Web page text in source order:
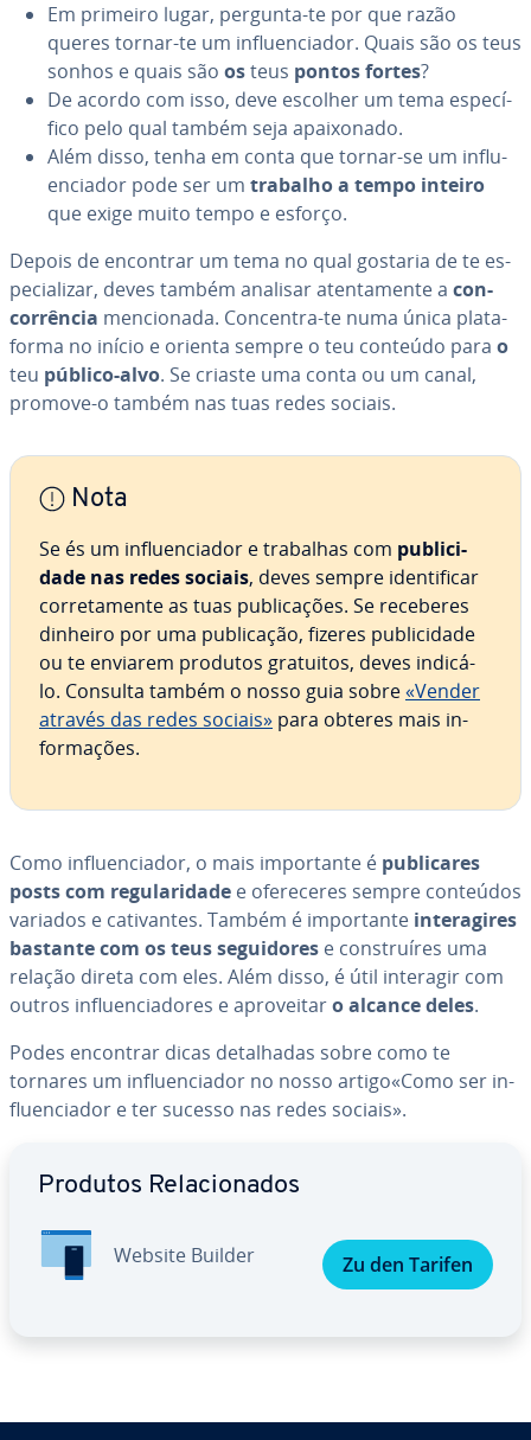
Em primeiro lugar, pergunta-te por que razão
queres tornar-te um in­flu­en­ci­a­dor. Quais são os teus
sonhos e quais são osteus pontos fortes?
De acordo com isso, deve escolher um tema es­pe­cí­
fico pelo qual também seja apai­xo­nado.
Além disso, tenha em conta que tornar-se um in­flu­
en­ci­a­dor pode ser um trabalho a tempo inteiro
que exige muito tempo e esforço.
Depois de encontrar um tema no qual gostaria de te es­
pe­ci­a­li­zar, deves também analisar aten­ta­mente a con­
cor­rên­cia men­ci­o­nada. Concentra-te numa única pla­ta­
forma no início e orienta sempre o teu conteúdo para o
teu público-alvo. Se criaste uma conta ou um canal,
promove-o também nas tuas redes sociais.
Nota
Se és um in­flu­en­ci­a­dor e trabalhas com pu­bli­ci­
dade nas redes sociais, deves sempre iden­ti­fi­car
cor­re­ta­mente as tuas pu­bli­ca­ções. Se receberes
dinheiro por uma pu­bli­ca­ção, fizeres pu­bli­ci­dade
ou te enviarem produtos gratuitos, deves indicá-
lo. Consulta também o nosso guia sobre«Vender
através das redes sociais» para obteres mais in­
for­ma­ções.
Como in­flu­en­ci­a­dor, o mais im­por­tante é pu­bli­ca­res
posts com re­gu­la­ri­dade e ofe­re­ce­res sempre conteúdos
variados e ca­ti­van­tes. Também é im­por­tante in­te­ra­gi­res
bastante com os teus se­gui­do­res e cons­truí­res uma
relação direta com eles. Além disso, é útil interagir com
outros in­flu­en­ci­a­do­res e apro­vei­taro alcance deles.
Podes encontrar dicas de­ta­lha­das sobre como te
tornares um in­flu­en­ci­a­dor no nosso artigo«Como ser in­
flu­en­ci­a­dor e ter sucesso nas redes sociais».
Produtos Re­la­ci­o­na­dos
Website Builder Zu den Tarifen